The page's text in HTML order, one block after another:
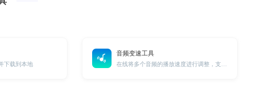
下载到本地
音频变速工具